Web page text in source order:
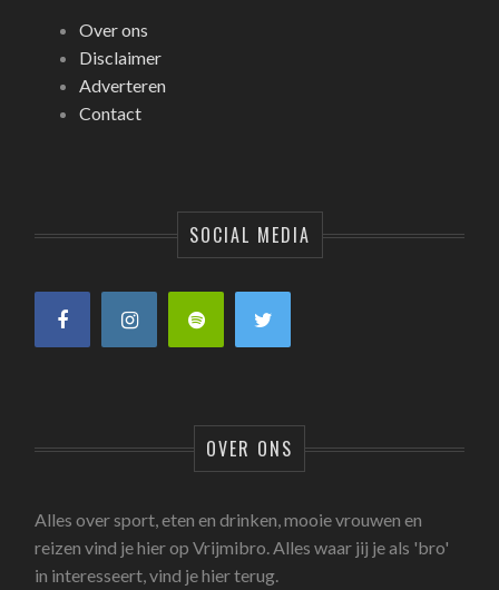
Over ons
Disclaimer
Adverteren
Contact
SOCIAL MEDIA
OVER ONS
Alles over sport, eten en drinken, mooie vrouwen en
reizen vind je hier op Vrijmibro. Alles waar jij je als 'bro'
in interesseert, vind je hier terug.